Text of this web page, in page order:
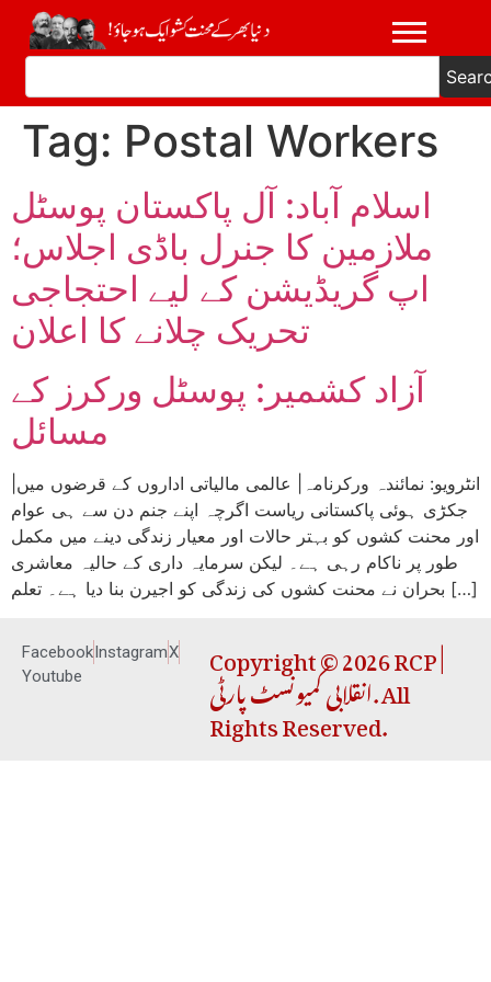
Tag: Postal Workers
اسلام آباد: آل پاکستان پوسٹل
ملازمین کا جنرل باڈی اجلاس؛
اپ گریڈیشن کے لیے احتجاجی
تحریک چلانے کا اعلان
آزاد کشمیر: پوسٹل ورکرز کے
مسائل
جکڑی ہوئی پاکستانی ریاست اگرچہ اپنے جنم دن سے ہی عوام
اور محنت کشوں کو بہتر حالات اور معیار زندگی دینے میں مکمل
طور پر ناکام رہی ہے۔ لیکن سرمایہ داری کے حالیہ معاشری
بحران نے محنت کشوں کی زندگی کو اجیرن بنا دیا ہے۔ تعلم […]
FacebookInstagramX
Youtube
Copyright © 2026 RCP |
انقلابی کمیونسٹ پارٹی. All
Rights Reserved.